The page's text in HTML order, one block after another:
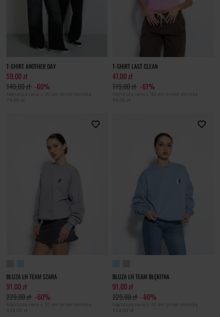
T-SHIRT ANOTHER DAY
59,00 zł
149,00 zł -60%
Najniższa cena z 30 dni przed obniżką
74,00 zł
T-SHIRT LAST CLEAN
47,00 zł
119,00 zł -61%
Najniższa cena z 30 dni przed obniżką
59,00 zł
BLUZA LH TEAM SZARA
91,00 zł
229,00 zł -60%
Najniższa cena z 30 dni przed obniżką
114,00 zł
BLUZA LH TEAM BŁĘKITNA
91,00 zł
229,00 zł -60%
Najniższa cena z 30 dni przed obniżką
114,00 zł